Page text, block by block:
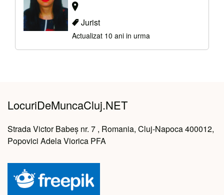
Jurist
Actualizat 10 ani in urma
LocuriDeMuncaCluj.NET
Strada Victor Babeș nr. 7 , Romania, Cluj-Napoca 400012,
Popovici Adela Viorica PFA